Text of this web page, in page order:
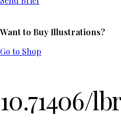
Want to Buy Illustrations?
Go to Shop
10.71406/